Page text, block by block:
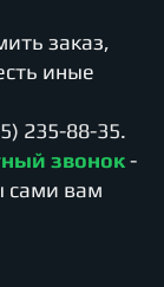
заказ,
иные
235-88-35.
звонок -
сами вам